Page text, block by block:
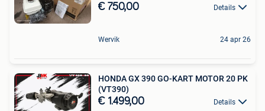
€ 750,00 Details
Wervik 24 apr 26
HONDA GX 390 GO-KART MOTOR 20 PK
(VT390)
€ 1.499,00 Details